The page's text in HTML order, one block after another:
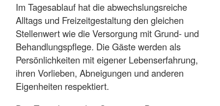
Im Tagesablauf hat die abwechslungsreiche
Alltags und Freizeitgestaltung den gleichen
Stellenwert wie die Versorgung mit Grund- und
Behandlungspflege. Die Gäste werden als
Persönlichkeiten mit eigener Lebenserfahrung,
ihren Vorlieben, Abneigungen und anderen
Eigenheiten respektiert.